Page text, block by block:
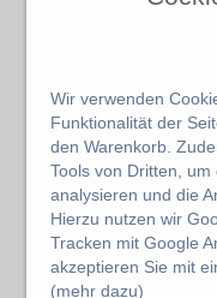
Wir verwenden
Funktionalität der
den Warenkorb.
Tools von Dritten,
analysieren und die
Hierzu nutzen wir
Tracken mit Google
akzeptieren Sie mit
(mehr dazu)